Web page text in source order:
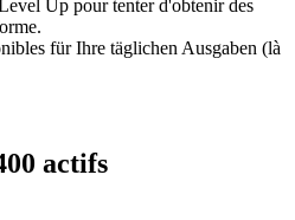
Up pour tenter d'obtenir des
für Ihre täglichen Ausgaben (là
actifs